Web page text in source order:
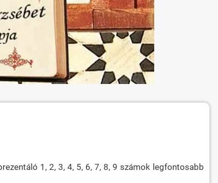
1, 2, 3, 4, 5, 6, 7, 8, 9 számok legfontosabb